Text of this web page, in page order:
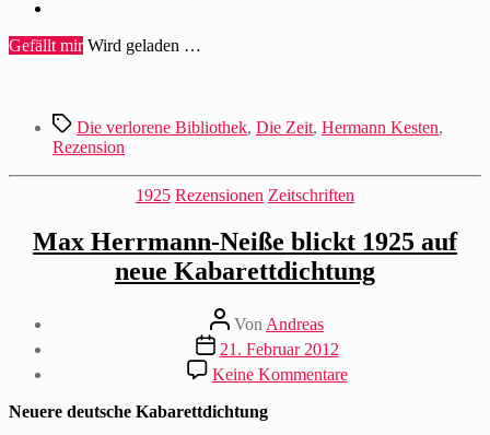
Gefällt mir Wird geladen …
Schlagwörter
Die verlorene Bibliothek, Die Zeit, Hermann Kesten,
Rezension
Kategorien
1925 Rezensionen Zeitschriften
Max Herrmann-Neiße blickt 1925 auf
neue Kabarettdichtung
Beitragsautor
Von Andreas
Beitragsdatum
21. Februar 2012
Keine Kommentarezu
Max
Neuere deutsche Kabarettdichtung